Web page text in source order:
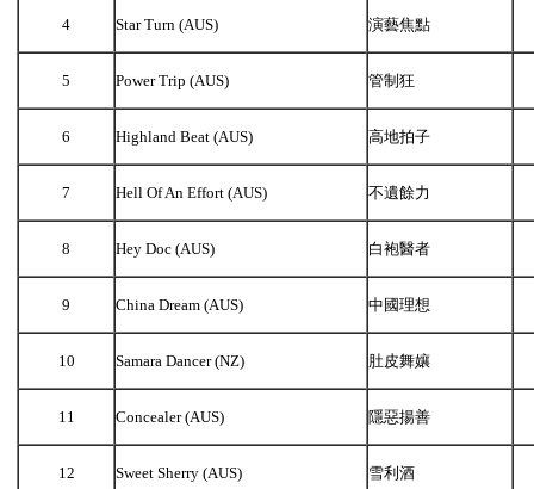
4 Star Turn (AUS) 演藝焦點
5 Power Trip (AUS) 管制狂
6 Highland Beat (AUS) 高地拍子
7 Hell Of An Effort (AUS) 不遺餘力
8 Hey Doc (AUS) 白袍醫者
9 China Dream (AUS) 中國理想
10 Samara Dancer (NZ) 肚皮舞孃
11 Concealer (AUS) 隱惡揚善
12 Sweet Sherry (AUS) 雪利酒